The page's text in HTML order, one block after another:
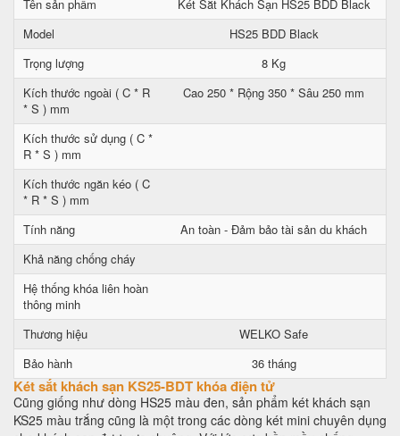
Tên sản phẩm
Két Sắt Khách Sạn HS25 BDD Black
Model
HS25 BDD Black
Trọng lượng
8 Kg
Kích thước ngoài ( C * R
* S ) mm
Cao 250 * Rộng 350 * Sâu 250 mm
Kích thước sử dụng ( C *
R * S ) mm
Kích thước ngăn kéo ( C
* R * S ) mm
Tính năng
An toàn - Đảm bảo tài sản du khách
Khả năng chống cháy
Hệ thống khóa liên hoàn
thông minh
Thương hiệu
WELKO Safe
Bảo hành
36 tháng
Két sắt khách sạn KS25-BDT khóa điện tử
Cũng giống như dòng HS25 màu đen, sản phẩm két khách sạn
KS25 màu trắng cũng là một trong các dòng két mini chuyên dụng